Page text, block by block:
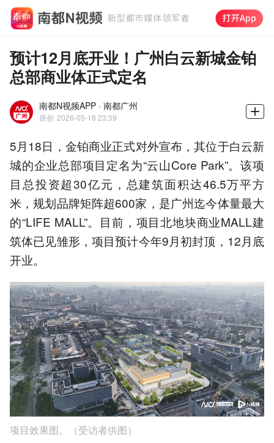
预计12月底开业！广州白云新城金铂
总部商业体正式定名
南都N视频APP · 南都广州
原创 2026-05-18 23:39
5月18日，金铂商业正式对外宣布，其位于白云新
城的企业总部项目定名为“云山Core Park”。该项
目总投资超30亿元，总建筑面积达46.5万平方
米，规划品牌矩阵超600家，是广州迄今体量最大
的“LIFE MALL”。目前，项目北地块商业MALL建
筑体已见雏形，项目预计今年9月初封顶，12月底
开业。
项目效果图。（受访者供图）